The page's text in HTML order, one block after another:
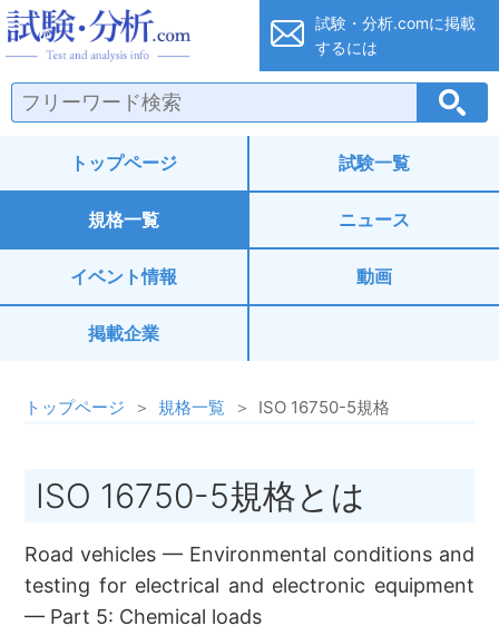
試験・分析
試験・分析.comに掲載
するには
トップページ 試験一覧
規格一覧 ニュース
イベント情報 動画
掲載企業
トップページ 規格一覧 ISO 16750-5規格
ISO 16750-5規格とは
Road vehicles — Environmental conditions and
testing for electrical and electronic equipment
— Part 5: Chemical loads